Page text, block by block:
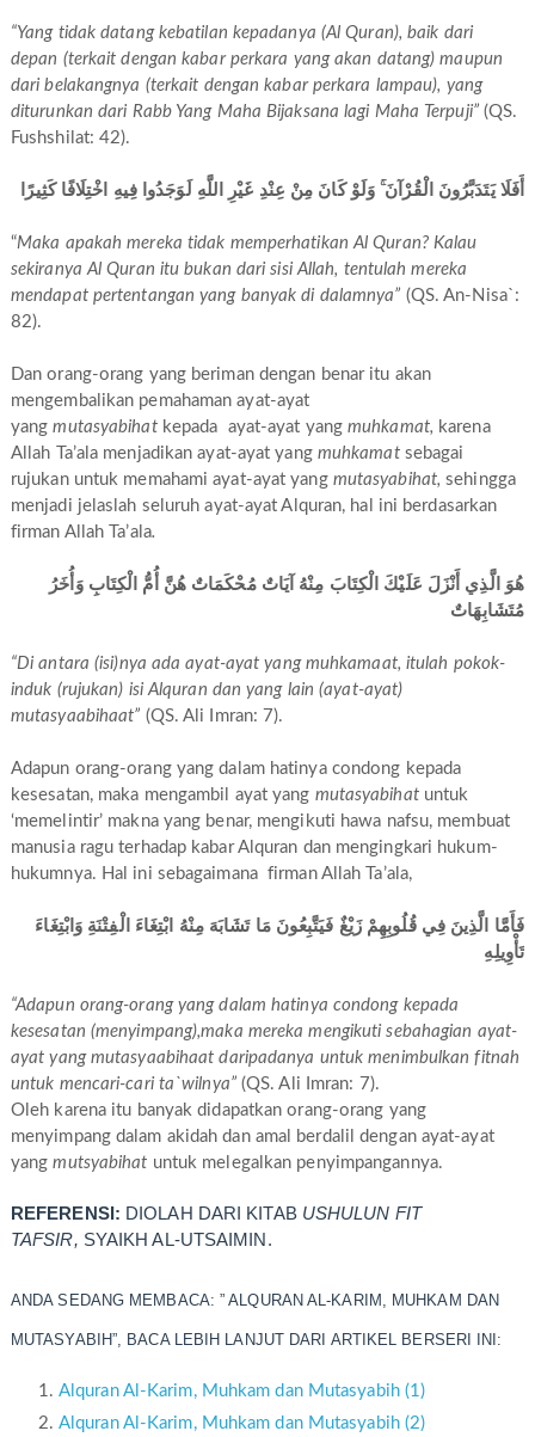
“Yang tidak datang kebatilan kepadanya (Al Quran), baik dari
depan (terkait dengan kabar perkara yang akan datang) maupun
dari belakangnya (terkait dengan kabar perkara lampau), yang
diturunkan dari Rabb Yang Maha Bijaksana lagi Maha Terpuji” (QS.
Fushshilat: 42).
أَفَلَا يَتَدَبَّرُونَ الْقُرْآنَ ۚ وَلَوْ كَانَ مِنْ عِنْدِ غَيْرِ اللَّهِ لَوَجَدُوا فِيهِ اخْتِلَافًا كَثِيرًا
“Maka apakah mereka tidak memperhatikan Al Quran? Kalau
sekiranya Al Quran itu bukan dari sisi Allah, tentulah mereka
mendapat pertentangan yang banyak di dalamnya” (QS. An-Nisa`:
82).
Dan orang-orang yang beriman dengan benar itu akan
mengembalikan pemahaman ayat-ayat
yangmutasyabihat kepada ayat-ayat yangmuhkamat, karena
Allah Ta’ala menjadikan ayat-ayat yang muhkamatsebagai
rujukan untuk memahami ayat-ayat yang mutasyabihat,sehingga
menjadi jelaslah seluruh ayat-ayat Alquran, hal ini berdasarkan
firman Allah Ta’ala.
هُوَ الَّذِي أَنْزَلَ عَلَيْكَ الْكِتَابَ مِنْهُ آيَاتٌ مُحْكَمَاتٌ هُنَّ أُمُّ الْكِتَابِ وَأُخَرُ
مُتَشَابِهَاتٌ
“Di antara (isi)nya ada ayat-ayat yang muhkamaat, itulah pokok-
induk (rujukan) isi Alquran dan yang lain (ayat-ayat)
mutasyaabihaat” (QS. Ali Imran: 7).
Adapun orang-orang yang dalam hatinya condong kepada
kesesatan, maka mengambil ayat yang mutasyabihat untuk
‘memelintir’ makna yang benar, mengikuti hawa nafsu, membuat
manusia ragu terhadap kabar Alquran dan mengingkari hukum-
hukumnya. Hal ini sebagaimana firman Allah Ta’ala,
تَأْوِيلِهِ
“Adapun orang-orang yang dalam hatinya condong kepada
kesesatan (menyimpang),maka mereka mengikuti sebahagian ayat-
ayat yang mutasyaabihaat daripadanya untuk menimbulkan fitnah
untuk mencari-cari ta`wilnya” (QS. Ali Imran: 7).
Oleh karena itu banyak didapatkan orang-orang yang
menyimpang dalam akidah dan amal berdalil dengan ayat-ayat
yang mutsyabihat untuk melegalkan penyimpangannya.
REFERENSI: DIOLAH DARI KITAB USHULUN FIT
TAFSIR, SYAIKH AL-UTSAIMIN.
ANDA SEDANG MEMBACA: ” ALQURAN AL-KARIM, MUHKAM DAN
MUTASYABIH”, BACA LEBIH LANJUT DARI ARTIKEL BERSERI INI:
Alquran Al-Karim, Muhkam dan Mutasyabih (1)
Alquran Al-Karim, Muhkam dan Mutasyabih (2)